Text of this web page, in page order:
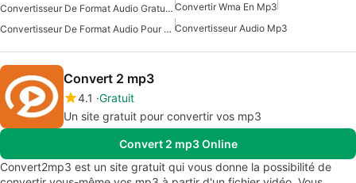
Convertisseur De Format Audio Gratuit Pour Windows Convertir Wma En Mp3
Convertisseur De Format Audio Pour Windows Convertisseur Audio Mp3
Convert 2 mp3
4.1 Gratuit
Un site gratuit pour convertir vos mp3
Convert 2 mp3 Online
Convert2mp3 est un site gratuit qui vous donne la possibilité de